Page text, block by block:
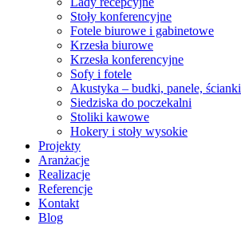
Stoły konferencyjne
Fotele biurowe i gabinetowe
Krzesła biurowe
Krzesła konferencyjne
Sofy i fotele
Akustyka – budki, panele, ścianki
Siedziska do poczekalni
Stoliki kawowe
Hokery i stoły wysokie
Projekty
Aranżacje
Realizacje
Referencje
Kontakt
Blog